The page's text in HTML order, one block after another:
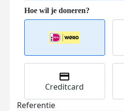
Creditcard
Referentie